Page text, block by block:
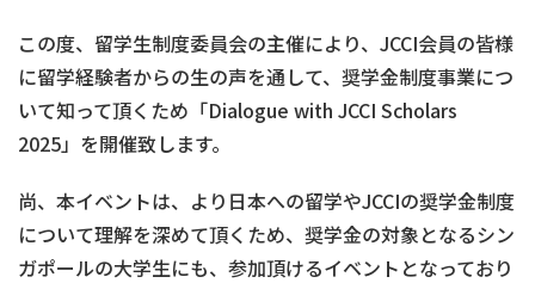
この度、留学生制度委員会の主催により、JCCI会員の皆様
に留学経験者からの生の声を通して、奨学金制度事業につ
いて知って頂くため「Dialogue with JCCI Scholars
2025」を開催致します。
尚、本イベントは、より日本への留学やJCCIの奨学金制度
について理解を深めて頂くため、奨学金の対象となるシン
ガポールの大学生にも、参加頂けるイベントとなっており